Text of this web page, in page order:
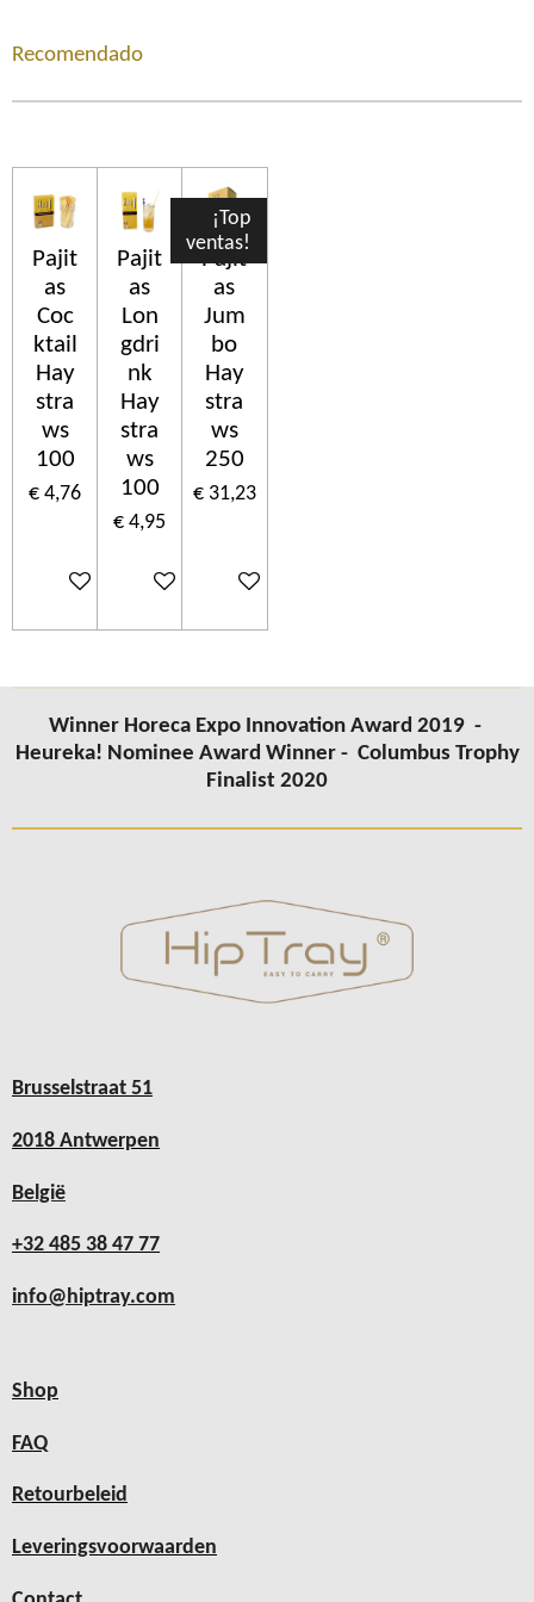
Recomendado
Pajit
as
Coc
ktail
Hay
stra
ws
100
€ 4,76
In winkelwagen
Pajit
as
Lon
gdri
nk
Hay
stra
ws
100
€ 4,95
In winkelwagen
¡Top
ventas!
Pajit
as
Jum
bo
Hay
stra
ws
250
€ 31,23
In winkelwagen
Winner Horeca Expo Innovation Award 2019 -
Heureka! Nominee Award Winner - Columbus Trophy
Finalist 2020
Brusselstraat 51
2018 Antwerpen
België
+32 485 38 47 77
info@hiptray.com
Shop
FAQ
Retourbeleid
Leveringsvoorwaarden